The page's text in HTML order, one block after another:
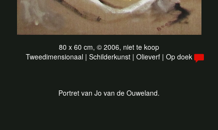
80 x 60 cm, © 2006, niet te koop
Tweedimensionaal | Schilderkunst | Olieverf | Op doek
Portret van Jo van de Ouweland.